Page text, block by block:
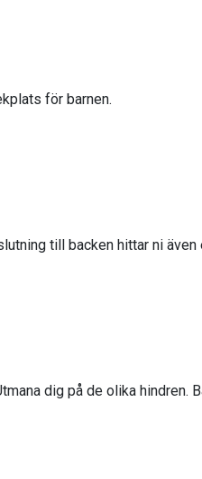
för barnen.
till backen hittar ni även
dig på de olika hindren.